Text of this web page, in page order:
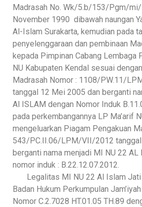
Madrasah No. Wk/5.b/153/Pgm/
November 1990 dibawah naungan
Al-Islam Surakarta, kemudian pada
penyelenggaraan dan pembinaan
kepada Pimpinan Cabang Lembaga
NU Kabupaten Kendal sesuai
Madrasah Nomor : 1108/PW.11/
tanggal 12 Mei 2005 dan berganti
Al ISLAM dengan Nomor Induk
pada perkembangannya LP Ma’arif
mengeluarkan Piagam Pengakuan
543/PC.II.06/LPM/VII/2012
berganti nama menjadi MI NU 22
nomor induk : B.22.12.07.2012.
Legalitas MI NU 22 Al Islam Jati
Badan Hukum Perkumpulan
Nomor C.2.7028 HT.01.05 TH.89